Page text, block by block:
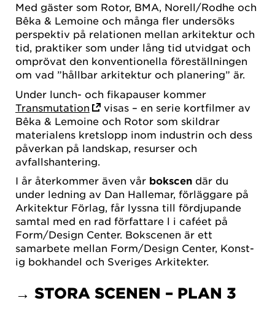
Med gäster som Rotor, BMA, Norell/Rodhe och
Bêka & Lemoine och många fler undersöks
perspektiv på relationen mellan arkitektur och
tid, praktiker som under lång tid utvidgat och
omprövat den konventionella föreställningen
om vad ”hållbar arkitektur och planering” är.
Under lunch- och fikapauser kommer
Transmutation
visas – en serie kortfilmer av
Bêka & Lemoine och Rotor som skildrar
materialens kretslopp inom industrin och dess
påverkan på landskap, resurser och
avfallshantering.
I år återkommer även vår bokscen där du
under ledning av Dan Hallemar, förläggare på
Arkitektur Förlag, får lyssna till fördjupande
samtal med en rad författare l i caféet på
Form/Design Center. Bokscenen är ett
samarbete mellan Form/Design Center, Konst-
ig bokhandel och Sveriges Arkitekter.
→ STORA SCENEN – PLAN 3